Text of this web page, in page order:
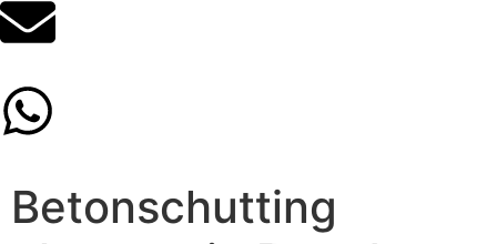
Betonschutting